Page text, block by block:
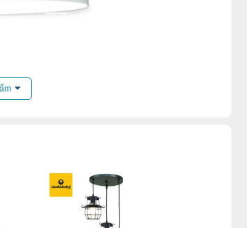
chao thả dưới 1000k
chao thả quán cafe